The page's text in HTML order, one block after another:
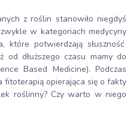
z roślin stanowiło niegdyś
w kategoriach medycyny
potwierdzają słuszność
dłuższego czasu mamy do
Based Medicine). Podczas
fitoterapią opierająca się o fakty
roślinny? Czy warto w niego